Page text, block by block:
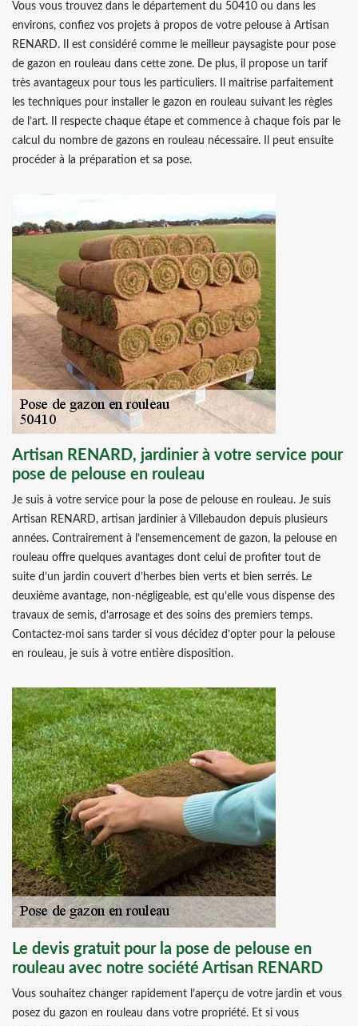
Vous vous trouvez dans le département du 50410 ou dans les
environs, confiez vos projets à propos de votre pelouse à Artisan
RENARD. Il est considéré comme le meilleur paysagiste pour pose
de gazon en rouleau dans cette zone. De plus, il propose un tarif
très avantageux pour tous les particuliers. Il maitrise parfaitement
les techniques pour installer le gazon en rouleau suivant les règles
de l’art. Il respecte chaque étape et commence à chaque fois par le
calcul du nombre de gazons en rouleau nécessaire. Il peut ensuite
procéder à la préparation et sa pose.
Artisan RENARD, jardinier à votre service pour
pose de pelouse en rouleau
Je suis à votre service pour la pose de pelouse en rouleau. Je suis
Artisan RENARD, artisan jardinier à Villebaudon depuis plusieurs
années. Contrairement à l’ensemencement de gazon, la pelouse en
rouleau offre quelques avantages dont celui de profiter tout de
suite d’un jardin couvert d’herbes bien verts et bien serrés. Le
deuxième avantage, non-négligeable, est qu’elle vous dispense des
travaux de semis, d’arrosage et des soins des premiers temps.
Contactez-moi sans tarder si vous décidez d’opter pour la pelouse
en rouleau, je suis à votre entière disposition.
Le devis gratuit pour la pose de pelouse en
rouleau avec notre société Artisan RENARD
Vous souhaitez changer rapidement l’aperçu de votre jardin et vous
posez du gazon en rouleau dans votre propriété. Et si vous